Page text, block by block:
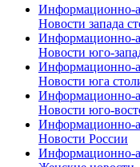
Информационно-
Новости запада
Информационно-
Новости юго-
Информационно-
Новости юга
Информационно-
Новости юго-
Информационно-
Новости России
Информационно-